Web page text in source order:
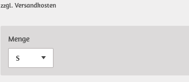
zzgl. Versandkosten
Menge